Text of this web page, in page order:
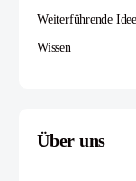
Weiterführende
Wissen
Über uns